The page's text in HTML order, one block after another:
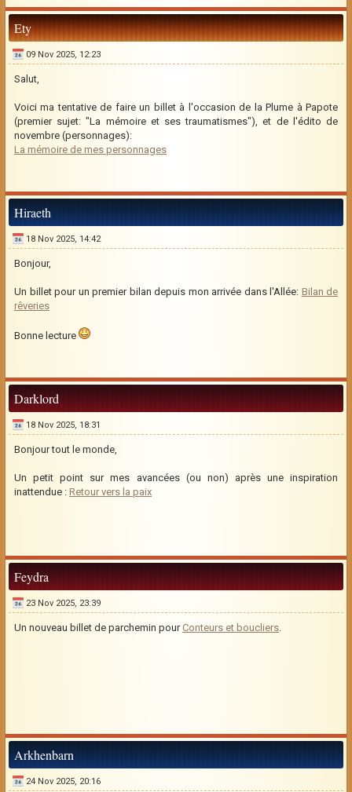
Ety
09 Nov 2025, 12:23
Salut,
Voici ma tentative de faire un billet à l'occasion de la Plume à Papote
(premier sujet: "La mémoire et ses traumatismes"), et de l'édito de
novembre (personnages):
La mémoire de mes personnages
Hiraeth
18 Nov 2025, 14:42
Bonjour,
Un billet pour un premier bilan depuis mon arrivée dans l'Allée: Bilan de
rêveries
Bonne lecture
Darklord
18 Nov 2025, 18:31
Bonjour tout le monde,
Un petit point sur mes avancées (ou non) après une inspiration
inattendue : Retour vers la paix
Feydra
23 Nov 2025, 23:39
Un nouveau billet de parchemin pourConteurs et boucliers.
Arkhenbarn
24 Nov 2025, 20:16